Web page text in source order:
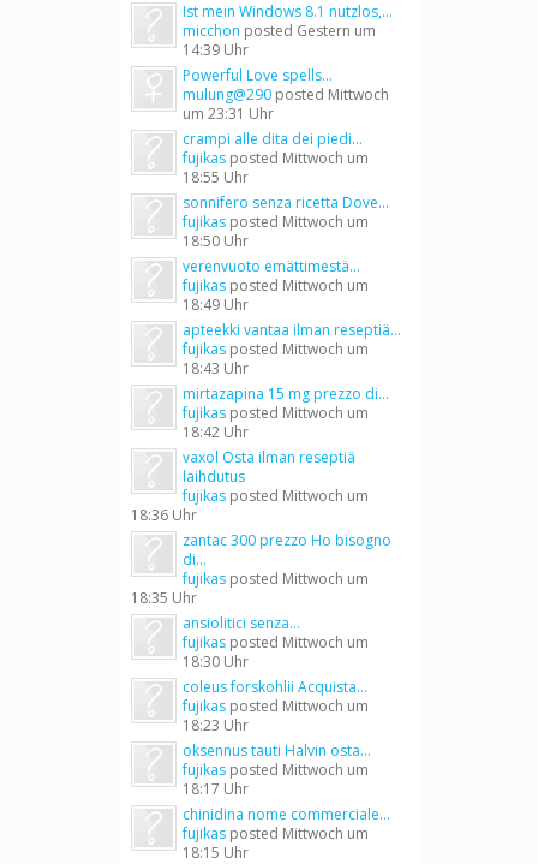
Ist mein Windows 8.1 nutzlos,...
micchon posted Gestern um
14:39 Uhr
Powerful Love spells...
mulung@290 posted Mittwoch
um 23:31 Uhr
crampi alle dita dei piedi...
fujikas posted Mittwoch um
18:55 Uhr
sonnifero senza ricetta Dove...
fujikas posted Mittwoch um
18:50 Uhr
verenvuoto emättimestä...
fujikas posted Mittwoch um
18:49 Uhr
apteekki vantaa ilman reseptiä...
fujikas posted Mittwoch um
18:43 Uhr
mirtazapina 15 mg prezzo di...
fujikas posted Mittwoch um
18:42 Uhr
vaxol Osta ilman reseptiä
laihdutus
fujikas posted Mittwoch um
18:36 Uhr
zantac 300 prezzo Ho bisogno
di...
fujikas posted Mittwoch um
18:35 Uhr
ansiolitici senza...
fujikas posted Mittwoch um
18:30 Uhr
coleus forskohlii Acquista...
fujikas posted Mittwoch um
18:23 Uhr
oksennus tauti Halvin osta...
fujikas posted Mittwoch um
18:17 Uhr
chinidina nome commerciale...
fujikas posted Mittwoch um
18:15 Uhr